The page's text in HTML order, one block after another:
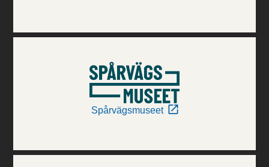
Spårvägsmuseet